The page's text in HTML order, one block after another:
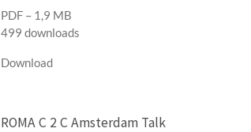
PDF – 1,9 MB
499 downloads
Download
ROMA C 2 C Amsterdam Talk